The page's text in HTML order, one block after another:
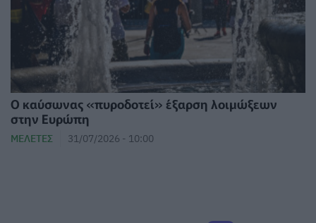
Ο καύσωνας «πυροδοτεί» έξαρση λοιμώξεων
στην Ευρώπη
ΜΕΛΈΤΕΣ 31/07/2026 - 10:00